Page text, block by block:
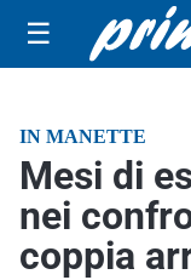
☰
IN MANETTE
Mesi di
nei
coppia